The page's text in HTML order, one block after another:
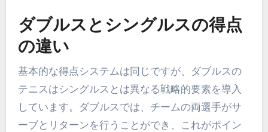
ダブルスとシングルスの得点
の違い
基本的な得点システムは同じですが、ダブルスの
テニスはシングルスとは異なる戦略的要素を導入
しています。ダブルスでは、チームの両選手がサ
ーブとリターンを行うことができ、これがポイン